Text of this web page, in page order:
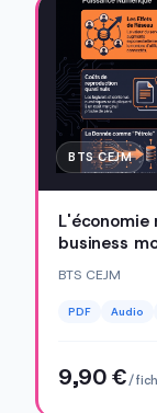
BTS CEJM
L'économie
business
BTS CEJM
PDF Audio
9,90 €/